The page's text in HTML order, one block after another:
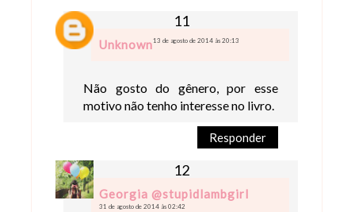
Unknown13 de agosto de 2014 às 20:13
Não gosto do gênero, por esse
motivo não tenho interesse no livro.
Responder
Georgia @stupidlambgirl
31 de agosto de 2014 às 02:42